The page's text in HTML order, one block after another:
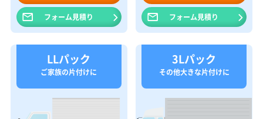
フォーム見積り フォーム見積り
LLパック
ご家族の片付けに
3Lパック
その他大きな片付けに